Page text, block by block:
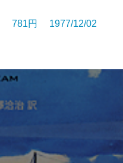
781円 1977/12/02